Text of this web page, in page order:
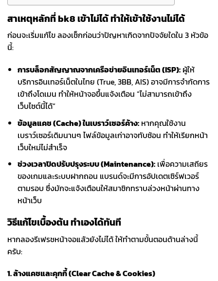
สาเหตุหลักที่ bk8 เข้าไม่ได้ ทำให้เข้าใช้งานไม่ได้
ก่อนจะเริ่มแก้ไข ลองเช็กก่อนว่าปัญหาเกิดจากปัจจัยใดใน 3 หัวข้อ
นี้:
การบล็อกสัญญาณจากเครือข่ายอินเทอร์เน็ต (ISP):ผู้ให้
บริการอินเทอร์เน็ตในไทย (True, 3BB, AIS) อาจมีการจำกัดการ
เข้าถึงโดเมน ทำให้หน้าจอขึ้นแจ้งเตือน “ไม่สามารถเข้าถึง
เว็บไซต์นี้ได้”
ข้อมูลแคช (Cache) ในเบราว์เซอร์ค้าง:หากคุณใช้งาน
เบราว์เซอร์เดิมนานๆ ไฟล์ข้อมูลเก่าอาจทับซ้อน ทำให้เรียกหน้า
เว็บใหม่ไม่สำเร็จ
ช่วงเวลาปิดปรับปรุงระบบ (Maintenance):เพื่อความเสถียร
ของเกมและระบบฝากถอน แบรนด์จะมีการอัปเดตเซิร์ฟเวอร์
ตามรอบ ซึ่งมักจะแจ้งเตือนให้สมาชิกทราบล่วงหน้าผ่านทาง
หน้าเว็บ
วิธีแก้ไขเบื้องต้น ทำเองได้ทันที
หากลองรีเฟรชหน้าจอแล้วยังไม่ได้ ให้ทำตามขั้นตอนด้านล่างนี้
ครับ:
1. ล้างแคชและคุกกี้ (Clear Cache & Cookies)